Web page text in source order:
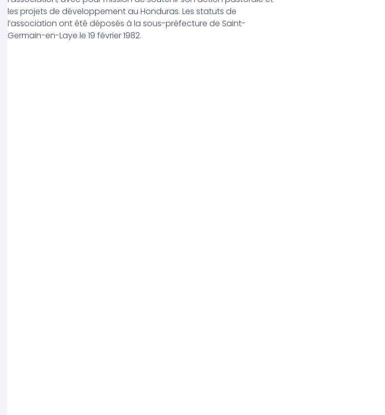
les projets de développement au Honduras. Les statuts de
l’association ont été déposés à la sous-préfecture de Saint-
Germain-en-Laye le 19 février 1982.